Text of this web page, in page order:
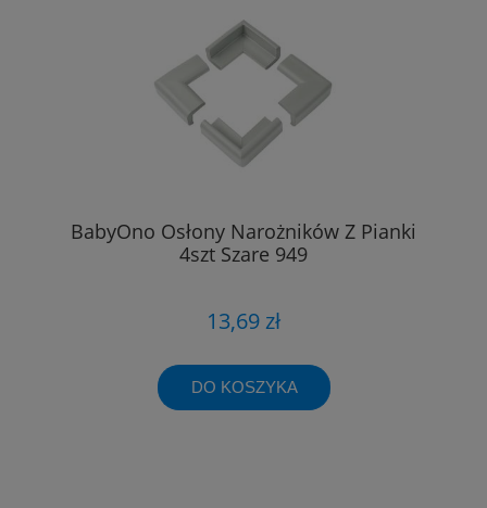
BabyOno Osłony Narożników Z Pianki
4szt Szare 949
13,69 zł
DO KOSZYKA